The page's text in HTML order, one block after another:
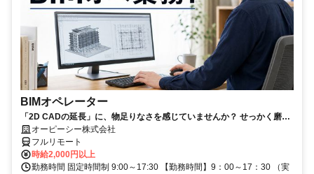
BIMオペレーター
「2D CADの延長」に、物足りなさを感じていませんか？ せっかく磨い
たそのRevitスキル、NTTグループの安定環境で「主役」として活かしま
しょう！
オーピーシー株式会社
フルリモート
時給2,000円以上
勤務時間 固定時間制 9:00～17:30 【勤務時間】9：00～17：30 （実